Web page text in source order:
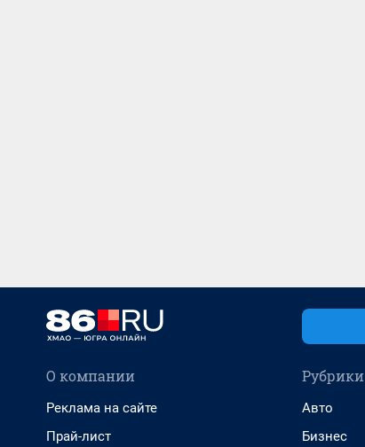
О компании
Реклама на сайте
Прай-лист
Рубрики
Авто
Бизнес